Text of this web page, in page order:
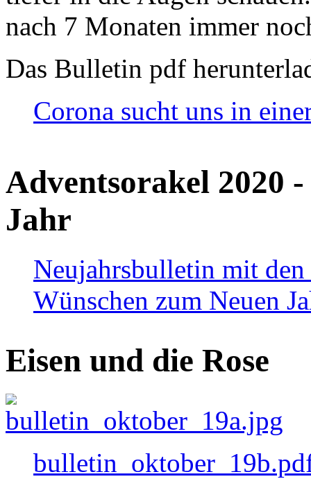
nach 7 Monaten immer
Das Bulletin pdf
Corona sucht uns in
Adventsorakel 2020
Jahr
Neujahrsbulletin mit den
Wünschen zum Neuen
Eisen und die Rose